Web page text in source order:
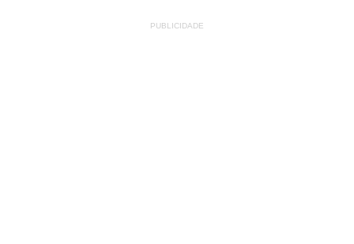
PUBLICIDADE